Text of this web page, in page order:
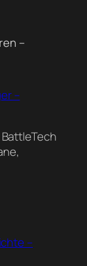
–
–
–